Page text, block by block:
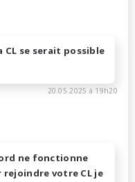
se serait possible
20.05.2025 à 19h20
ne fonctionne
rejoindre votre CL je